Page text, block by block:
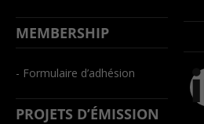
MEMBERSHIP
- Formulaire d’adhésion
PROJETS D’ÉMISSION